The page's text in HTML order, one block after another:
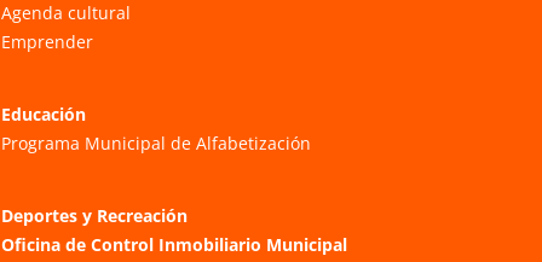
Agenda cultural
Emprender
Educación
Programa Municipal de Alfabetización
Deportes y Recreación
Oficina de Control Inmobiliario Municipal